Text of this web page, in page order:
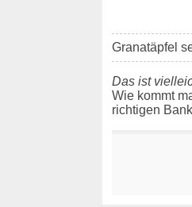
Granatäpfel
Das ist
Wie kommt
richtigen